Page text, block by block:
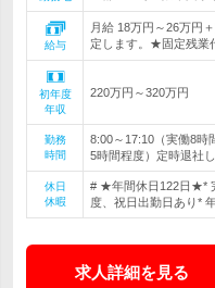
給与
月給 18万円～26万円
定します。★固定残業
初年度
年収
220万円～320万円
勤務
時間
8:00～17:10（実働8
5時間程度）定時退社
休日
休暇
# ★年間休日122日★*
度、祝日出勤日あり*
求人詳細を見る